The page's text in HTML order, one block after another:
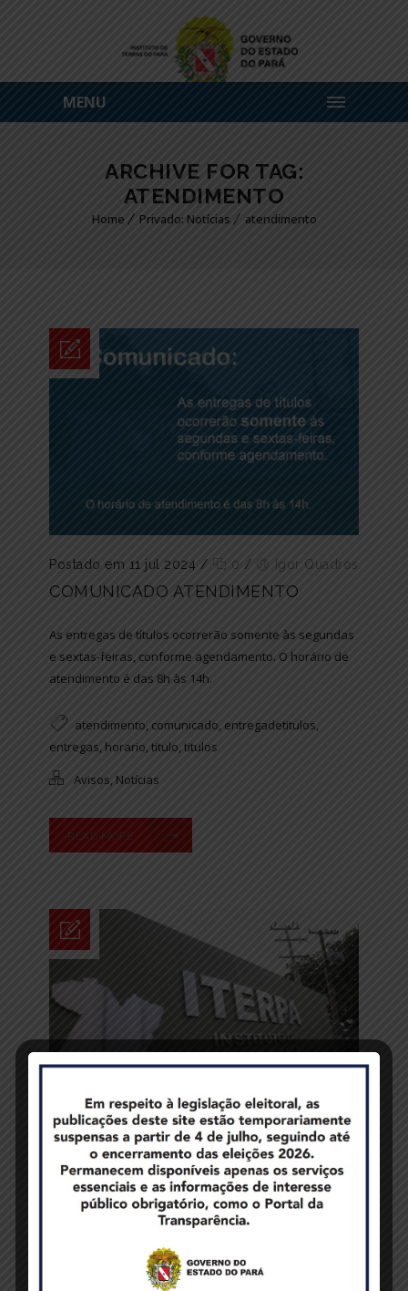
MENU
ARCHIVE FOR TAG:
ATENDIMENTO
Home Privado: Notícias atendimento
Postado em 11 jul 2024 / 0 / Igor Quadros
COMUNICADO ATENDIMENTO
As entregas de títulos ocorrerão somente às segundas
e sextas-feiras, conforme agendamento. O horário de
atendimento é das 8h às 14h.
atendimento, comunicado, entregadetitulos,
entregas, horario,titulo,titulos
Avisos, Notícias
READ MORE
Postado em 30 set 2019 /
0
Roberto Magno
OUVIDORIA DO ITERPA CONTA COM